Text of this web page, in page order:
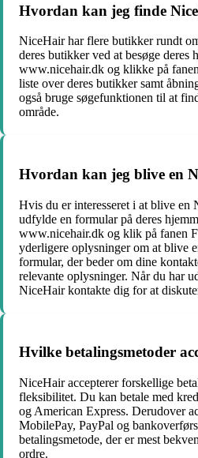
Hvordan kan jeg finde
NiceHair har flere butikker rundt
deres butikker ved at besøge deres
www.nicehair.dk og klikke på
liste over deres butikker samt
også bruge søgefunktionen til at
område.
Hvordan kan jeg blive en
Hvis du er interesseret i at blive en
udfylde en formular på deres
www.nicehair.dk og klik på fanen
yderligere oplysninger om at blive
formular, der beder om dine
relevante oplysninger. Når du har
NiceHair kontakte dig for at
Hvilke betalingsmetoder
NiceHair accepterer forskellige
fleksibilitet. Du kan betale med
og American Express. Derudover
MobilePay, PayPal og
betalingsmetode, der er mest
ordre.